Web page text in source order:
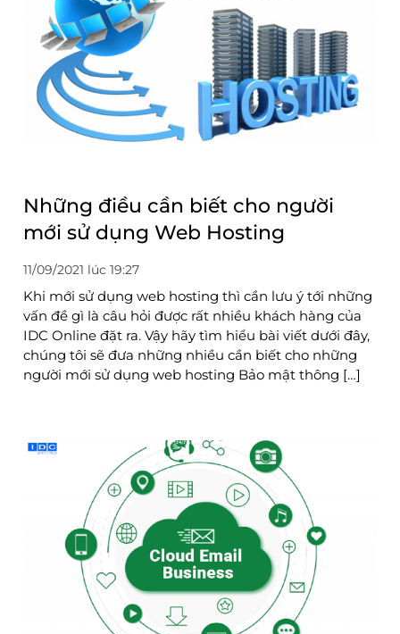
Những điều cần biết cho người
mới sử dụng Web Hosting
11/09/2021 lúc 19:27
Khi mới sử dụng web hosting thì cần lưu ý tới những
vấn đề gì là câu hỏi được rất nhiều khách hàng của
IDC Online đặt ra. Vậy hãy tìm hiểu bài viết dưới đây,
chúng tôi sẽ đưa những nhiều cần biết cho những
người mới sử dụng web hosting Bảo mật thông […]